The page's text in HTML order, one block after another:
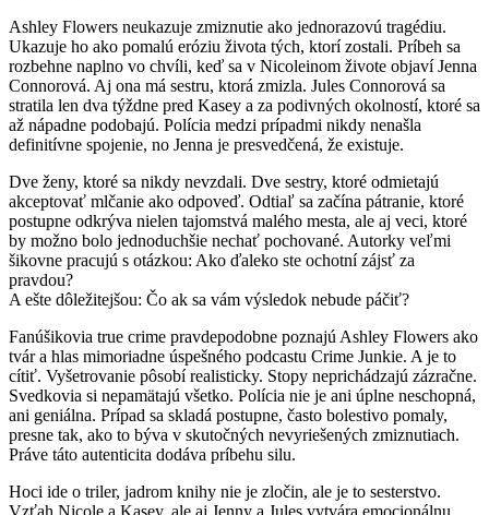
Ashley Flowers neukazuje zmiznutie ako jednorazovú tragédiu.
Ukazuje ho ako pomalú eróziu života tých, ktorí zostali. Príbeh sa
rozbehne naplno vo chvíli, keď sa v Nicoleinom živote objaví Jenna
Connorová. Aj ona má sestru, ktorá zmizla. Jules Connorová sa
stratila len dva týždne pred Kasey a za podivných okolností, ktoré sa
až nápadne podobajú. Polícia medzi prípadmi nikdy nenašla
definitívne spojenie, no Jenna je presvedčená, že existuje.
Dve ženy, ktoré sa nikdy nevzdali. Dve sestry, ktoré odmietajú
akceptovať mlčanie ako odpoveď. Odtiaľ sa začína pátranie, ktoré
postupne odkrýva nielen tajomstvá malého mesta, ale aj veci, ktoré
by možno bolo jednoduchšie nechať pochované. Autorky veľmi
šikovne pracujú s otázkou: Ako ďaleko ste ochotní zájsť za
pravdou?
A ešte dôležitejšou: Čo ak sa vám výsledok nebude páčiť?
Fanúšikovia true crime pravdepodobne poznajú Ashley Flowers ako
tvár a hlas mimoriadne úspešného podcastu Crime Junkie. A je to
cítiť. Vyšetrovanie pôsobí realisticky. Stopy neprichádzajú zázračne.
Svedkovia si nepamätajú všetko. Polícia nie je ani úplne neschopná,
ani geniálna. Prípad sa skladá postupne, často bolestivo pomaly,
presne tak, ako to býva v skutočných nevyriešených zmiznutiach.
Práve táto autenticita dodáva príbehu silu.
Hoci ide o triler, jadrom knihy nie je zločin, ale je to sesterstvo.
Vzťah Nicole a Kasey, ale aj Jenny a Jules vytvára emocionálnu